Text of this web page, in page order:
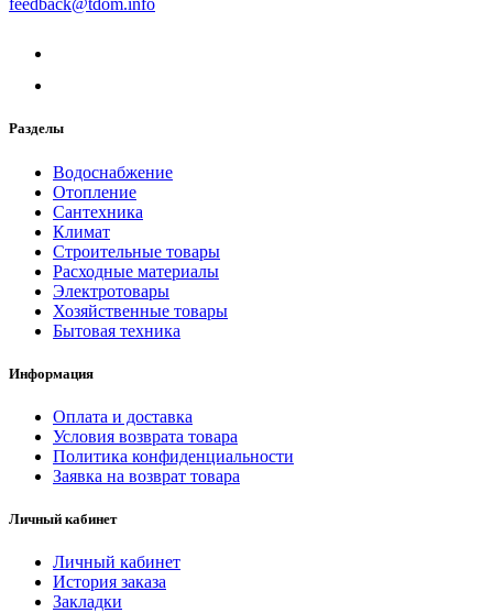
feedback@tdom.info
Разделы
Водоснабжение
Отопление
Сантехника
Климат
Строительные товары
Расходные материалы
Электротовары
Хозяйственные товары
Бытовая техника
Информация
Оплата и доставка
Условия возврата товара
Политика конфиденциальности
Заявка на возврат товара
Личный кабинет
Личный кабинет
История заказа
Закладки